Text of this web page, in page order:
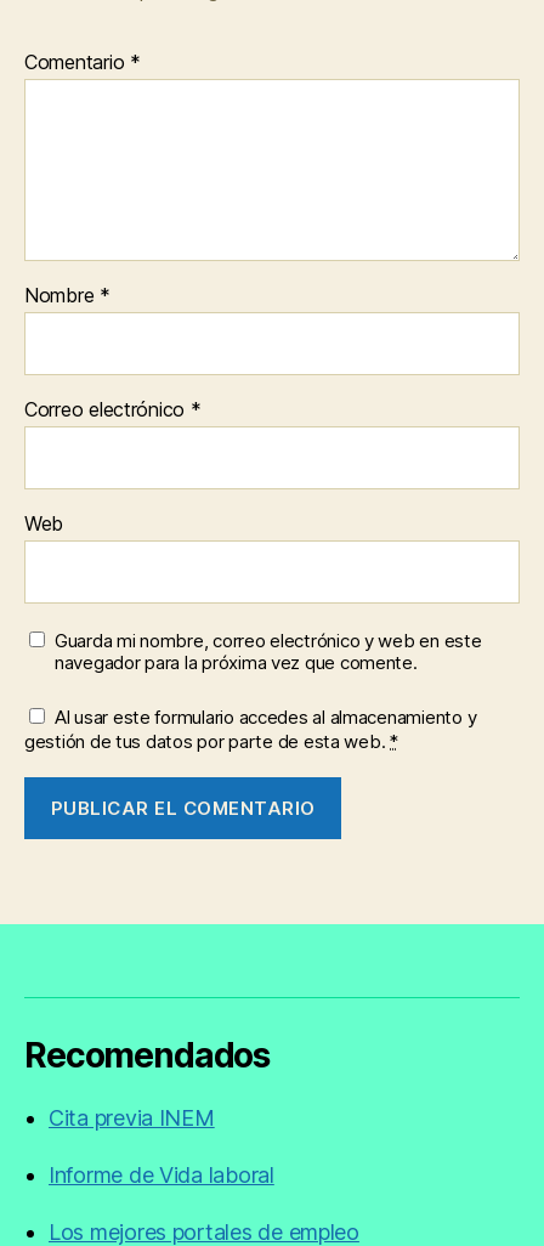
Comentario *
Nombre *
Correo electrónico *
Web
Guarda mi nombre, correo electrónico y web en este
navegador para la próxima vez que comente.
Al usar este formulario accedes al almacenamiento y
gestión de tus datos por parte de esta web.*
Recomendados
Cita previa INEM
Informe de Vida laboral
Los mejores portales de empleo